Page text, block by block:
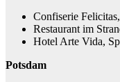
Confiserie
Restaurant im
Hotel Arte Vida,
Potsdam